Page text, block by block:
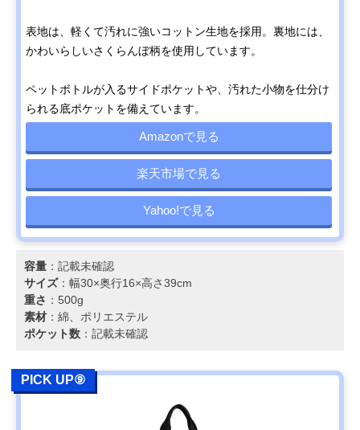
表地は、軽くて汚れに強いコットン生地を採用。裏地には、
かわいらしいさくらんぼ柄を使用しています。
ペットボトルが入るサイドポケットや、汚れた小物を仕分け
られる底ポケットを備えています。
Amazonで見る
楽天市場で見る
Yahoo!で見る
容量 ：記載未確認
サイズ：幅30×奥行16×高さ39cm
重さ ：500g
素材 ：綿、ポリエステル
ポケット数 ：記載未確認
PICK UP⑨